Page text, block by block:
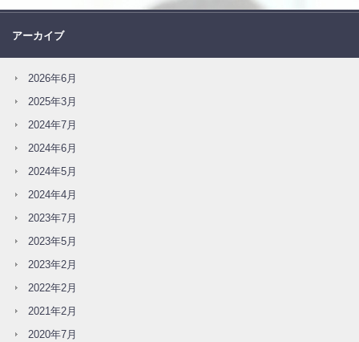
アーカイブ
2026年6月
2025年3月
2024年7月
2024年6月
2024年5月
2024年4月
2023年7月
2023年5月
2023年2月
2022年2月
2021年2月
2020年7月